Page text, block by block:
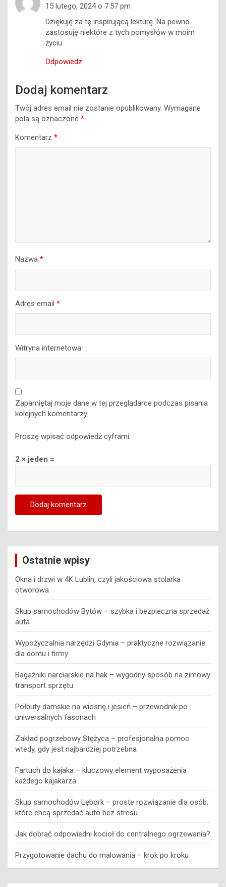
15 lutego, 2024 o 7:57 pm
Dziękuję za tę inspirującą lekturę. Na pewno
zastosuję niektóre z tych pomysłów w moim
życiu.
Odpowiedz
Dodaj komentarz
Twój adres email nie zostanie opublikowany. Wymagane
pola są oznaczone *
Komentarz *
Nazwa *
Adres email *
Witryna internetowa
Zapamiętaj moje dane w tej przeglądarce podczas pisania
kolejnych komentarzy.
Proszę wpisać odpowiedź cyframi:
2 × jeden =
Ostatnie wpisy
Okna i drzwi w 4K Lublin, czyli jakościowa stolarka
otworowa
Skup samochodów Bytów – szybka i bezpieczna sprzedaż
auta
Wypożyczalnia narzędzi Gdynia – praktyczne rozwiązanie
dla domu i firmy
Bagażniki narciarskie na hak – wygodny sposób na zimowy
transport sprzętu
Półbuty damskie na wiosnę i jesień – przewodnik po
uniwersalnych fasonach
Zakład pogrzebowy Stężyca – profesjonalna pomoc
wtedy, gdy jest najbardziej potrzebna
Fartuch do kajaka – kluczowy element wyposażenia
każdego kajakarza
Skup samochodów Lębork – proste rozwiązanie dla osób,
które chcą sprzedać auto bez stresu
Jak dobrać odpowiedni kocioł do centralnego ogrzewania?
Przygotowanie dachu do malowania – krok po kroku